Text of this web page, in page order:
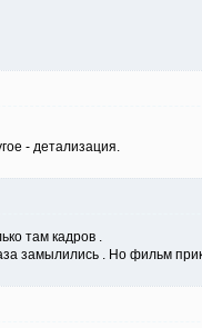
- детализация.
там кадров .
замылились . Но фильм